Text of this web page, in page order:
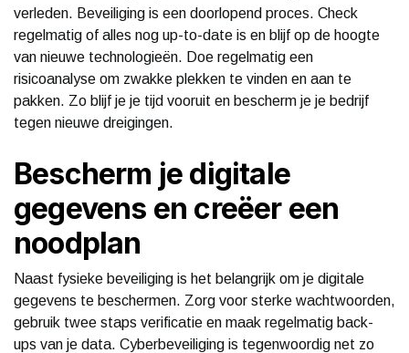
verleden. Beveiliging is een doorlopend proces. Check
regelmatig of alles nog up-to-date is en blijf op de hoogte
van nieuwe technologieën. Doe regelmatig een
risicoanalyse om zwakke plekken te vinden en aan te
pakken. Zo blijf je je tijd vooruit en bescherm je je bedrijf
tegen nieuwe dreigingen.
Bescherm je digitale
gegevens en creëer een
noodplan
Naast fysieke beveiliging is het belangrijk om je digitale
gegevens te beschermen. Zorg voor sterke wachtwoorden,
gebruik twee staps verificatie en maak regelmatig back-
ups van je data. Cyberbeveiliging is tegenwoordig net zo